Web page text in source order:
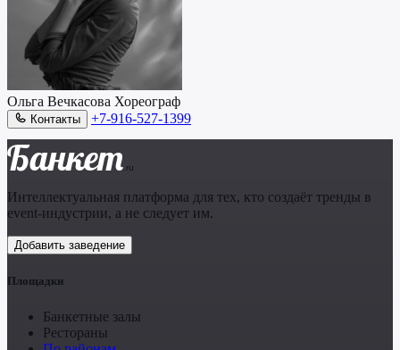
Ольга Вечкасова Хореограф
Контакты +7-916-527-1399
Банкет .ru
Интеллектуальная платформа для тех, кто создаёт тренды в
event-индустрии, а не следует им.
Добавить заведение
Площадки
Банкетные залы
Рестораны